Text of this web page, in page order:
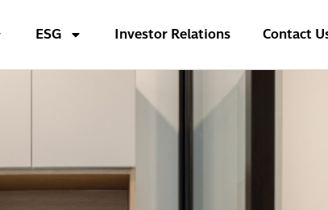
ESG Investor Relations Contact